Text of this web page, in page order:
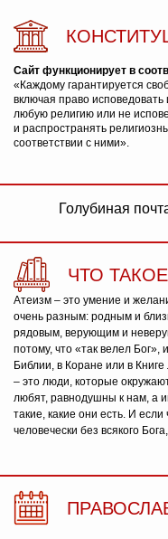
Сайт функционирует в
«Каждому гарантируется
включая право
любую религию или не
и распространять
соответствии с ними».
Голубиная
ЧТО
Атеизм – это умение и
очень разным: родным и
рядовым, верующим и
потому, что «так велел Бог»,
Библии, в Коране или в
– это люди, которые
любят, равнодушны к нам, а
такие, какие они есть. И
человечески без всякого